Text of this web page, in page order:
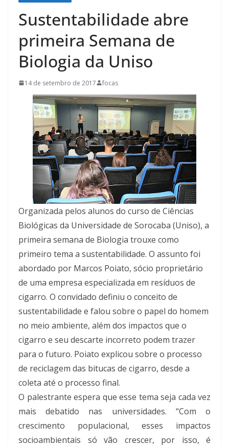
Sustentabilidade abre
primeira Semana de
Biologia da Uniso
14 de setembro de 2017 focas
Organizada pelos alunos do curso de Ciências
Biológicas da Universidade de Sorocaba (Uniso), a
primeira semana de Biologia trouxe como
primeiro tema a sustentabilidade. O assunto foi
abordado por Marcos Poiato, sócio proprietário
de uma empresa especializada em resíduos de
cigarro. O convidado definiu o conceito de
sustentabilidade e falou sobre o papel do homem
no meio ambiente, além dos impactos que o
cigarro e seu descarte incorreto podem trazer
para o futuro. Poiato explicou sobre o processo
de reciclagem das bitucas de cigarro, desde a
coleta até o processo final.
O palestrante espera que esse tema seja cada vez
mais debatido nas universidades. “Com o
crescimento populacional, esses impactos
socioambientais só vão crescer, por isso, é